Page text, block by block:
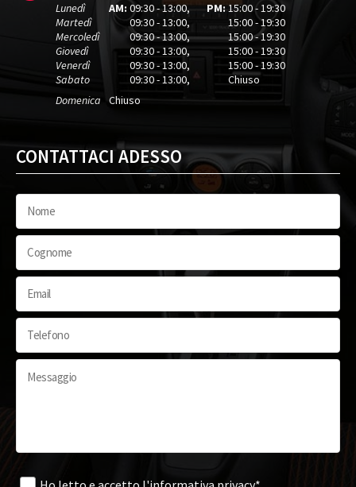
Lunedì AM: 09:30 - 13:00, PM:15:00 - 19:30
Martedì
09:30 - 13:00,
15:00 - 19:30
Mercoledì
09:30 - 13:00,
15:00 - 19:30
Giovedì
09:30 - 13:00,
15:00 - 19:30
Venerdì
09:30 - 13:00,
15:00 - 19:30
Sabato
09:30 - 13:00,
Chiuso
Domenica
Chiuso
CONTATTACI ADESSO